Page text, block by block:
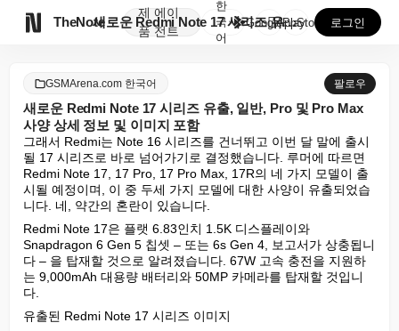
TheNote
제
품
에이
전트
새로운 Redmi Note 17 시리즈 유출, 일반, ...
한
국
어
GooglePlay
AppStore 로그인
GSMArena.com 한국어 팔로우
새로운 Redmi Note 17 시리즈 유출, 일반, Pro 및 Pro Max
사양 상세 정보 및 이미지 포함
그래서 Redmi는 Note 16 시리즈를 건너뛰고 이번 달 말에 출시
될 17 시리즈로 바로 넘어가기로 결정했습니다. 루머에 따르면
Redmi Note 17, 17 Pro, 17 Pro Max, 17R의 네 가지 모델이 출
시될 예정이며, 이 중 두세 가지 모델에 대한 사양이 유출되었습
니다. 네, 약간의 혼란이 있습니다.
Redmi Note 17은 플랫 6.83인치 1.5K 디스플레이와
Snapdragon 6 Gen 5 칩셋 – 또는 6s Gen 4, 보고서가 상충됩니
다 – 을 탑재할 것으로 알려졌습니다. 67W 고속 충전을 지원하
는 9,000mAh 대용량 배터리와 50MP 카메라를 탑재할 것입니
다.
유출된 Redmi Note 17 시리즈 이미지